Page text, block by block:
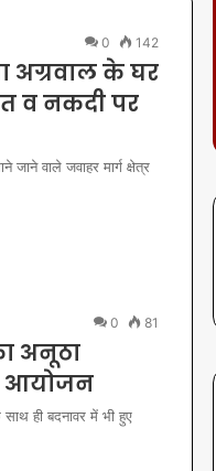
0 142
अग्रवाल के घर
व नकदी पर
वाले जवाहर मार्ग क्षेत्र
0 81
अनूठा
आयोजन
ही बदनावर में भी हुए